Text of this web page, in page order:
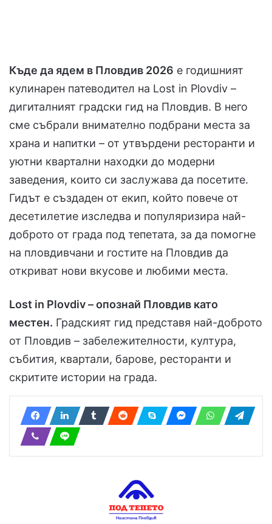
Къде да ядем в Пловдив 2026 е годишният
кулинарен патеводител на Lost in Plovdiv –
дигиталният градски гид на Пловдив. В него
сме събрали внимателно подбрани места за
храна и напитки – от утвърдени ресторанти и
уютни квартални находки до модерни
заведения, които си заслужава да посетите.
Гидът е създаден от екип, който повече от
десетилетие изследва и популяризира най-
доброто от града под тепетата, за да помогне
на пловдивчани и гостите на Пловдив да
откриват нови вкусове и любими места.
Lost in Plovdiv – опознай Пловдив като
местен. Градският гид представя най-доброто
от Пловдив – забележителности, култура,
събития, квартали, барове, ресторанти и
скритите истории на града.